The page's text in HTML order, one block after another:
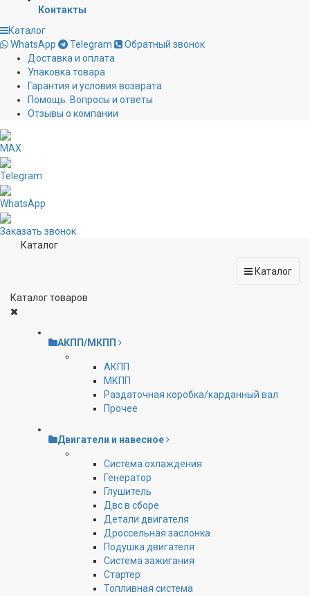
Контакты
Каталог
WhatsApp
Telegram
Обратный звонок
Доставка и оплата
Упаковка товара
Гарантия и условия возврата
Помощь. Вопросы и ответы
Отзывы о компании
MAX
Telegram
WhatsApp
Заказать звонок
Каталог
Каталог
Каталог товаров
АКПП/МКПП
АКПП
МКПП
Раздаточная коробка/карданный вал
Прочее
Двигатели и навесное
Cистема охлаждения
Генератор
Глушитель
Двс в сборе
Детали двигателя
Дроссельная заслонка
Подушка двигателя
Система зажигания
Стартер
Топливная система